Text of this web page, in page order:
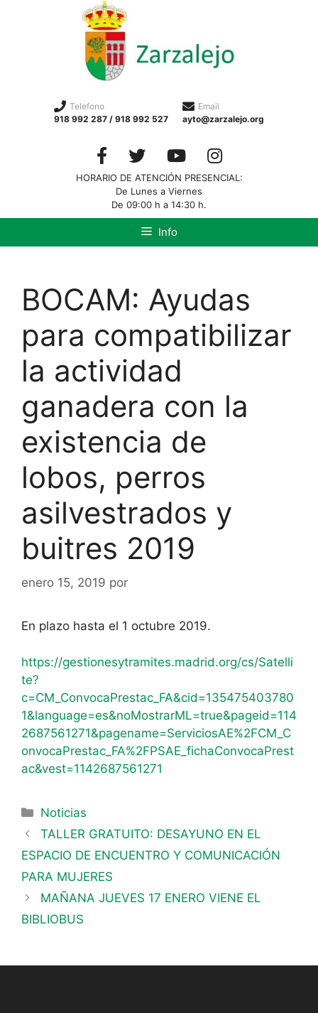
Telefono
918 992 287 / 918 992 527
Email
ayto@zarzalejo.org
HORARIO DE ATENCIÓN PRESENCIAL:
De Lunes a Viernes
De 09:00 h a 14:30 h.
Info
BOCAM: Ayudas
para compatibilizar
la actividad
ganadera con la
existencia de
lobos, perros
asilvestrados y
buitres 2019
enero 15, 2019 por
En plazo hasta el 1 octubre 2019.
https://gestionesytramites.madrid.org/cs/Satelli
te?
c=CM_ConvocaPrestac_FA&cid=135475403780
1&language=es&noMostrarML=true&pageid=114
2687561271&pagename=ServiciosAE%2FCM_C
onvocaPrestac_FA%2FPSAE_fichaConvocaPrest
ac&vest=1142687561271
Noticias
TALLER GRATUITO: DESAYUNO EN EL
ESPACIO DE ENCUENTRO Y COMUNICACIÓN
PARA MUJERES
MAÑANA JUEVES 17 ENERO VIENE EL
BIBLIOBUS